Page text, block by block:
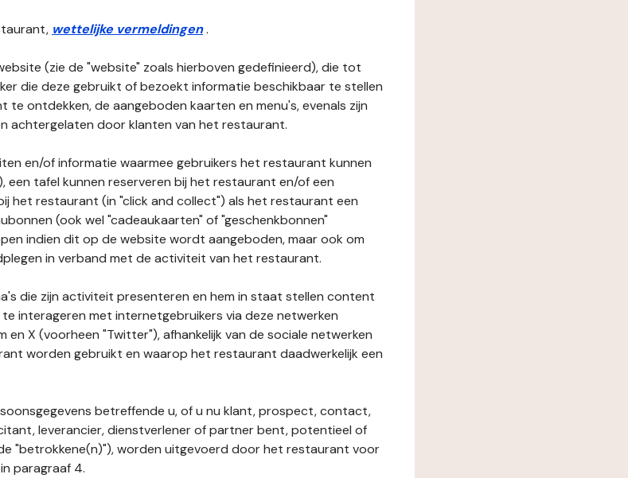
wettelijke vermeldingen.
(zie de "website" zoals hierboven gedefinieerd), die tot
die deze gebruikt of bezoekt informatie beschikbaar te stellen
ontdekken, de aangeboden kaarten en menu's, evenals zijn
achtergelaten door klanten van het restaurant.
en/of informatie waarmee gebruikers het restaurant kunnen
tafel kunnen reserveren bij het restaurant en/of een
het restaurant (in "click and collect") als het restaurant een
(ook wel "cadeaukaarten" of "geschenkbonnen"
indien dit op de website wordt aangeboden, maar ook om
in verband met de activiteit van het restaurant.
die zijn activiteit presenteren en hem in staat stellen content
interageren met internetgebruikers via deze netwerken
en X (voorheen "Twitter"), afhankelijk van de sociale netwerken
worden gebruikt en waarop het restaurant daadwerkelijk een
betreffende u, of u nu klant, prospect, contact,
leverancier, dienstverlener of partner bent, potentieel of
"betrokkene(n)"), worden uitgevoerd door het restaurant voor
paragraaf 4.